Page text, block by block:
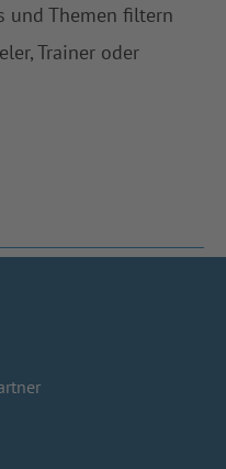
und Themen filtern
Trainer oder